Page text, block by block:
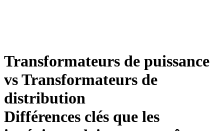
Transformateurs de puissance
vs Transformateurs de
distribution
Différences clés que les